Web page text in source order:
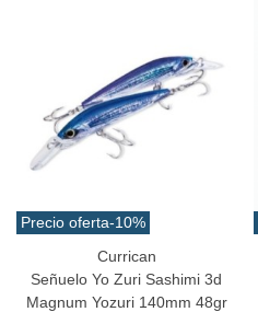
Precio oferta-10%
Currican
Señuelo Yo Zuri Sashimi 3d
Magnum Yozuri 140mm 48gr